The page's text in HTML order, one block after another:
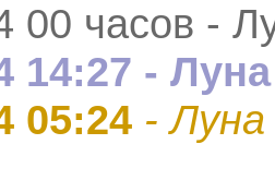
00 часов -
14:27 -
05:24 -